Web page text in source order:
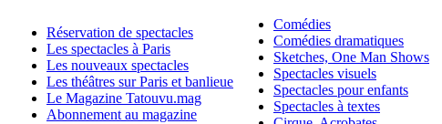
Réservation de spectacles
Les spectacles à Paris
Les nouveaux spectacles
Les théâtres sur Paris et banlieue
Le Magazine Tatouvu.mag
Abonnement au magazine
Comédies
Comédies dramatiques
Sketches, One Man Shows
Spectacles visuels
Spectacles pour enfants
Spectacles à textes